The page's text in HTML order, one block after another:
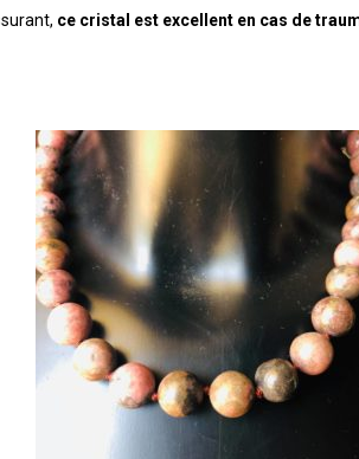
ce cristal est excellent en cas de